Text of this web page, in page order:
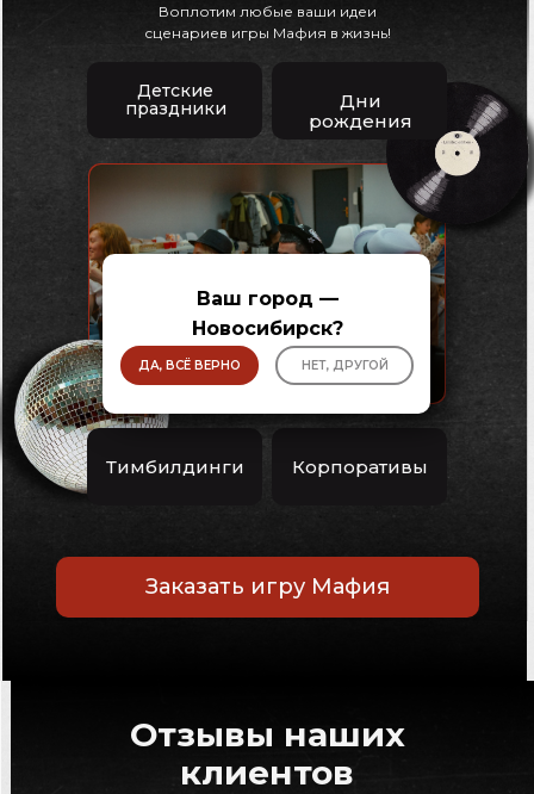
Воплотим любые ваши идеи
сценариев игры Мафия в жизнь!
Детские
праздники
Тимбилдинги
Заказать игру Мафия
Дни
рождения
Корпоративы
Отзывы наших
клиентов
Ваш город —
Новосибирск?
НЕТ, ДРУГОЙ
ДА, ВСЁ ВЕРНО